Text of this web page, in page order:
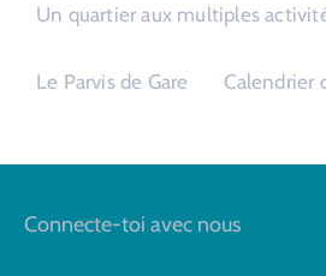
Un quartier aux multiples
Le Parvis de Gare Calendrier
Connecte-toi avec nous